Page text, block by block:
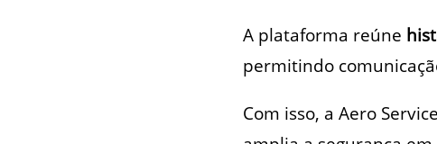
A plataforma reúne
permitindo
Com isso, a Aero